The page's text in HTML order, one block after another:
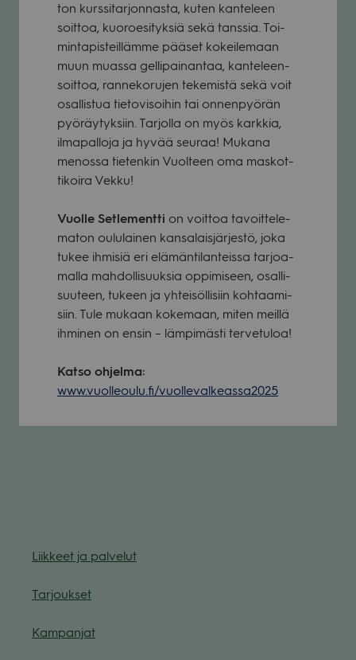
ton kurs­si­tar­jon­nasta, kuten kan­te­leen
soit­toa, kuo­roe­si­tyk­siä sekä tans­sia. Toi­
min­ta­pis­teil­lämme pää­set kokei­le­maan
muun muassa gel­li­pai­nan­taa, kan­te­leen­
soit­toa, ran­ne­ko­ru­jen teke­mistä sekä voit
osal­lis­tua tie­to­vi­soi­hin tai onnen­pyö­rän
pyö­räy­tyk­siin. Tar­jolla on myös kark­kia,
ilma­pal­loja ja hyvää seu­raa! Mukana
menossa tie­ten­kin Vuol­teen oma mas­kot­
ti­koira Vekku!
Vuolle Set­le­mentti on voit­toa tavoit­te­le­
ma­ton oulu­lai­nen kan­sa­lais­jär­jestö, joka
tukee ihmi­siä eri elä­män­ti­lan­teissa tar­joa­
malla mah­dol­li­suuk­sia oppi­mi­seen, osal­li­
suu­teen, tukeen ja yhtei­söl­li­siin koh­taa­mi­
siin. Tule mukaan koke­maan, miten meillä
ihmi­nen on ensin – läm­pi­mästi ter­ve­tu­loa!
Katso ohjelma:
www.vuolleoulu.fi/vuollevalkeassa2025
Liik­keet ja pal­ve­lut
Tar­jouk­set
Kam­pan­jat